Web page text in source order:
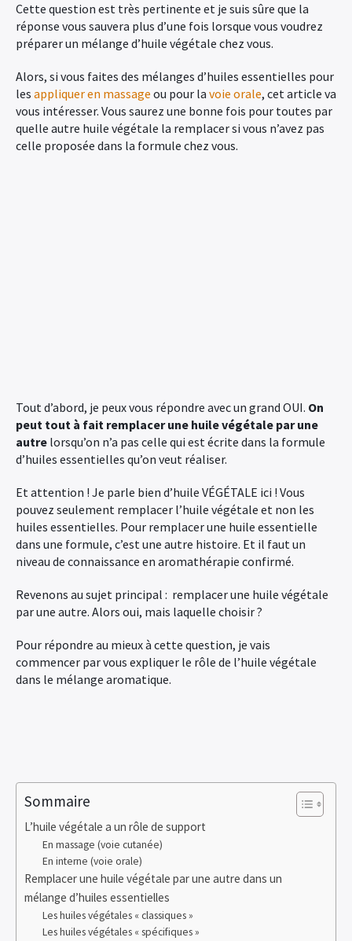
Cette question est très pertinente et je suis sûre que la
réponse vous sauvera plus d’une fois lorsque vous voudrez
préparer un mélange d’huile végétale chez vous.
Alors, si vous faites des mélanges d’huiles essentielles pour
les appliquer en massage ou pour la voie orale, cet article va
vous intéresser. Vous saurez une bonne fois pour toutes par
quelle autre huile végétale la remplacer si vous n’avez pas
celle proposée dans la formule chez vous.
Tout d’abord, je peux vous répondre avec un grand OUI. On
peut tout à fait remplacer une huile végétale par une
autre lorsqu’on n’a pas celle qui est écrite dans la formule
d’huiles essentielles qu’on veut réaliser.
Et attention ! Je parle bien d’huile VÉGÉTALE ici ! Vous
pouvez seulement remplacer l’huile végétale et non les
huiles essentielles. Pour remplacer une huile essentielle
dans une formule, c’est une autre histoire. Et il faut un
niveau de connaissance en aromathérapie confirmé.
Revenons au sujet principal : remplacer une huile végétale
par une autre. Alors oui, mais laquelle choisir ?
Pour répondre au mieux à cette question, je vais
commencer par vous expliquer le rôle de l’huile végétale
dans le mélange aromatique.
Sommaire
L’huile végétale a un rôle de support
En massage (voie cutanée)
En interne (voie orale)
Remplacer une huile végétale par une autre dans un
mélange d’huiles essentielles
Les huiles végétales « classiques »
Les huiles végétales « spécifiques »